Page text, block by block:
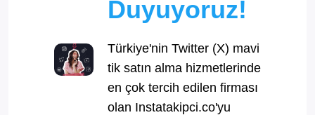
Duyuyoruz!
Türkiye'nin Twitter (X) mavi
tik satın alma hizmetlerinde
en çok tercih edilen firması
olan Instatakipci.co'yu